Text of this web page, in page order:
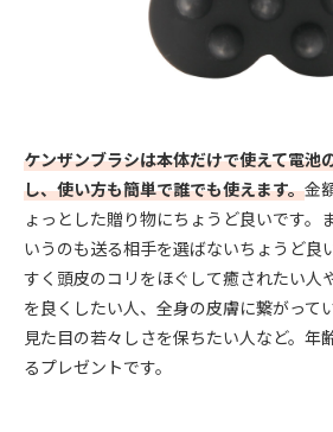
ケンザンブラシは本体だけで使えて電池
し、使い方も簡単で誰でも使えます。金
ょっとした贈り物にちょうど良いです。
いうのも送る相手を選ばないちょうど良
すく頭皮のコリをほぐして癒されたい人
を良くしたい人、全身の皮膚に繋がって
見た目の若々しさを保ちたい人など。年
るプレゼントです。